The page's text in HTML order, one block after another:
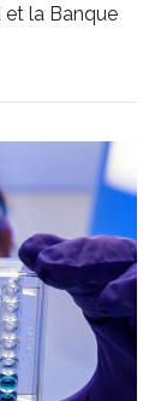
et la Banque